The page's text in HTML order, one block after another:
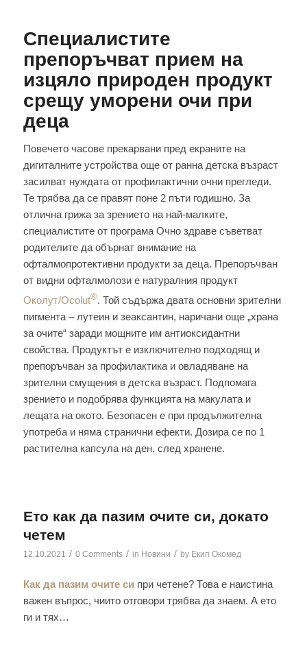
Специалистите
препоръчват прием на
изцяло природен продукт
срещу уморени очи при
деца
Повечето часове прекарвани пред екраните на
дигиталните устройства още от ранна детска възраст
засилват нуждата от профилактични очни прегледи.
Те трябва да се правят поне 2 пъти годишно. За
отлична грижа за зрението на най-малките,
специалистите от програма Очно здраве съветват
родителите да обърнат внимание на
офталмопротективни продукти за деца. Препоръчван
от видни офталмолози е натуралния продукт
Околут/Ocolut®. Той съдържа двата основни зрителни
пигмента – лутеин и зеаксантин, наричани още „храна
за очите“ заради мощните им антиоксидантни
свойства. Продуктът е изключително подходящ и
препоръчван за профилактика и овладяване на
зрителни смущения в детска възраст. Подпомага
зрението и подобрява функцията на макулата и
лещата на окото. Безопасен е при продължителна
употреба и няма странични ефекти. Дозира се по 1
растителна капсула на ден, след хранене.
Ето как да пазим очите си, докато
четем
12.10.2021 / 0 Comments / in Новини / by Екип Окомед
Как да пазим очите сипри четене? Това е наистина
важен въпрос, чиито отговори трябва да знаем. А ето
ги и тях…